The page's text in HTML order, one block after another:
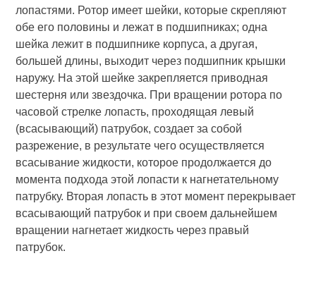
лопастями. Ротор имеет шейки, которые скрепляют
обе его половины и лежат в подшипниках; одна
шейка лежит в подшипнике корпуса, а другая,
большей длины, выходит через подшипник крышки
наружу. На этой шейке закрепляется приводная
шестерня или звездочка. При вращении ротора по
часовой стрелке лопасть, проходящая левый
(всасывающий) патрубок, создает за собой
разрежение, в результате чего осуществляется
всасывание жидкости, которое продолжается до
момента подхода этой лопасти к нагнетательному
патрубку. Вторая лопасть в этот момент перекрывает
всасывающий патрубок и при своем дальнейшем
вращении нагнетает жидкость через правый
патрубок.